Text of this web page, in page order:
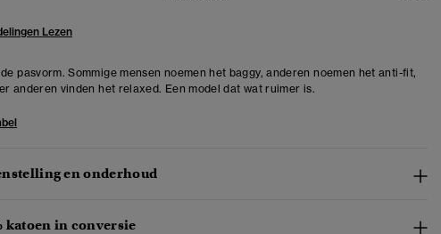
Lezen
pasvorm. Sommige mensen noemen het baggy, anderen noemen het anti-fit,
anderen vinden het relaxed. Een model dat wat ruimer is.
en onderhoud
katoen in conversie